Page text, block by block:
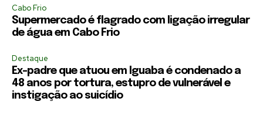
Cabo Frio
Supermercado é flagrado com ligação irregular
de água em Cabo Frio
Destaque
Ex-padre que atuou em Iguaba é condenado a
48 anos por tortura, estupro de vulnerável e
instigação ao suicídio